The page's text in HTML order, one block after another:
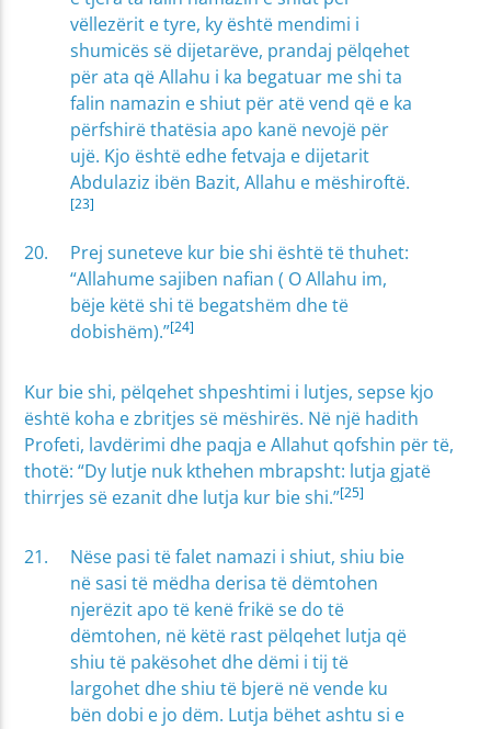
vëllezërit e tyre, ky është mendimi i
shumicës së dijetarëve, prandaj pëlqehet
për ata që Allahu i ka begatuar me shi ta
falin namazin e shiut për atë vend që e ka
përfshirë thatësia apo kanë nevojë për
ujë. Kjo është edhe fetvaja e dijetarit
Abdulaziz ibën Bazit, Allahu e mëshiroftë.
[23]
Prej suneteve kur bie shi është të thuhet:
“Allahume sajiben nafian ( O Allahu im,
bëje këtë shi të begatshëm dhe të
dobishëm).”[24]
Kur bie shi, pëlqehet shpeshtimi i lutjes, sepse kjo
është koha e zbritjes së mëshirës. Në një hadith
Profeti, lavdërimi dhe paqja e Allahut qofshin për të,
thotë: “Dy lutje nuk kthehen mbrapsht: lutja gjatë
thirrjes së ezanit dhe lutja kur bie shi.”[25]
Nëse pasi të falet namazi i shiut, shiu bie
në sasi të mëdha derisa të dëmtohen
njerëzit apo të kenë frikë se do të
dëmtohen, në këtë rast pëlqehet lutja që
shiu të pakësohet dhe dëmi i tij të
largohet dhe shiu të bjerë në vende ku
bën dobi e jo dëm. Lutja bëhet ashtu si e